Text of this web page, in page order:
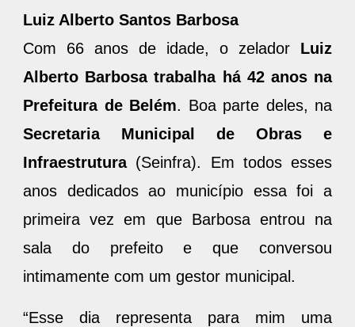
Luiz Alberto Santos Barbosa
Com 66 anos de idade, o zelador Luiz
Alberto Barbosa trabalha há 42 anos na
Prefeitura de Belém. Boa parte deles, na
Secretaria Municipal de Obras e
Infraestrutura(Seinfra). Em todos esses
anos dedicados ao município essa foi a
primeira vez em que Barbosa entrou na
sala do prefeito e que conversou
intimamente com um gestor municipal.
“Esse dia representa para mim uma